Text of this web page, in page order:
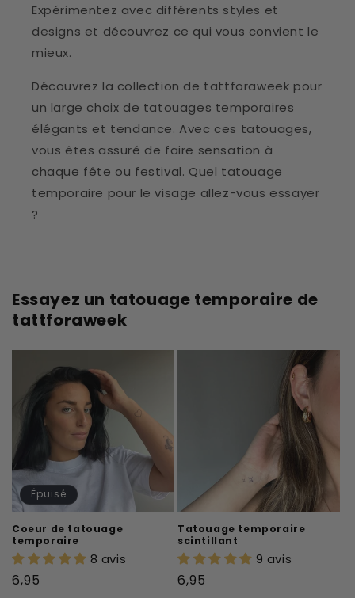
Expérimentez avec différents styles et
designs et découvrez ce qui vous convient le
mieux.
Découvrez la collection de tattforaweek pour
un large choix de tatouages temporaires
élégants et tendance. Avec ces tatouages,
vous êtes assuré de faire sensation à
chaque fête ou festival. Quel tatouage
temporaire pour le visage allez-vous essayer
?
Essayez un tatouage temporaire de
tattforaweek
Épuisé
Coeur de tatouage
temporaire
8 avis
Prix
6,95
Tatouage temporaire
scintillant
9 avis
Prix
6,95